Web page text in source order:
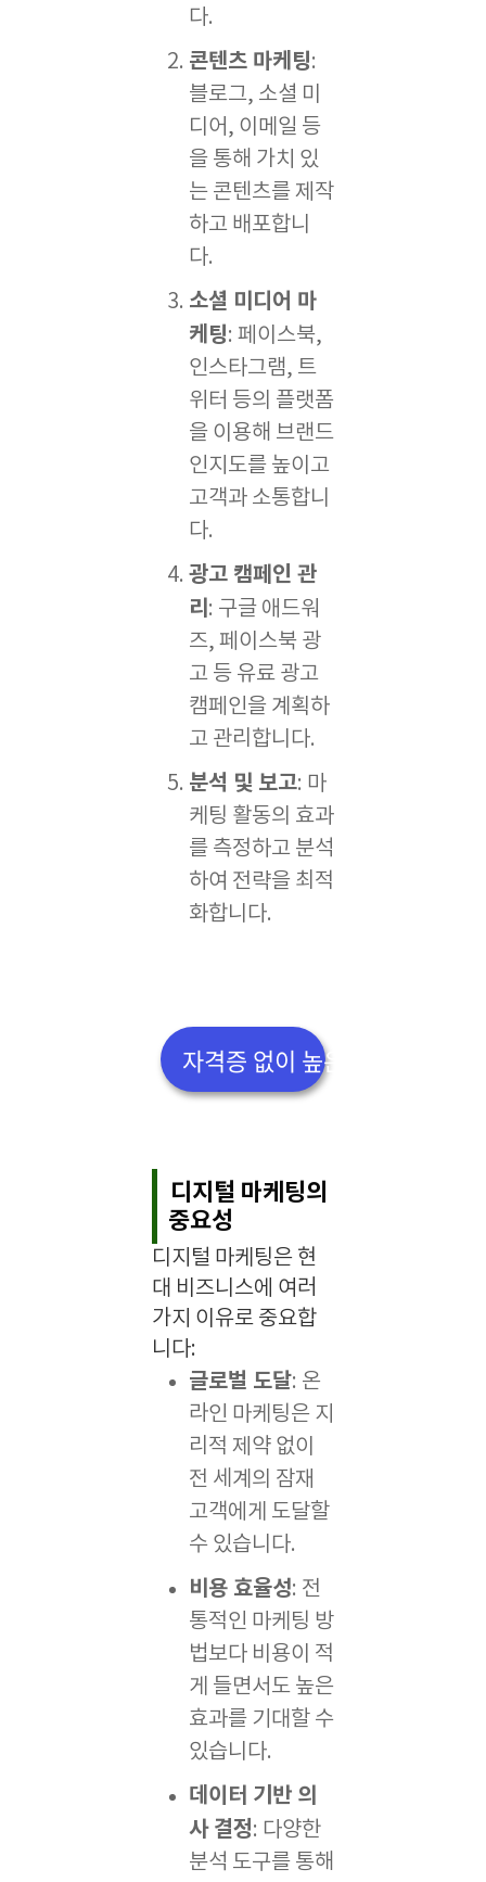
다.
콘텐츠 마케팅:
블로그, 소셜 미
디어, 이메일 등
을 통해 가치 있
는 콘텐츠를 제작
하고 배포합니
다.
소셜 미디어 마
케팅: 페이스북,
인스타그램, 트
위터 등의 플랫폼
을 이용해 브랜드
인지도를 높이고
고객과 소통합니
다.
광고 캠페인 관
리 : 구글 애드워
즈, 페이스북 광
고 등 유료 광고
캠페인을 계획하
고 관리합니다.
분석 및 보고: 마
케팅 활동의 효과
를 측정하고 분석
하여 전략을 최적
화합니다.
자격증 없이 높은 연봉 직업
디지털 마케팅의
중요성
디지털 마케팅은 현
대 비즈니스에 여러
가지 이유로 중요합
니다:
글로벌 도달: 온
라인 마케팅은 지
리적 제약 없이
전 세계의 잠재
고객에게 도달할
수 있습니다.
비용 효율성: 전
통적인 마케팅 방
법보다 비용이 적
게 들면서도 높은
효과를 기대할 수
있습니다.
데이터 기반 의
사 결정: 다양한
분석 도구를 통해